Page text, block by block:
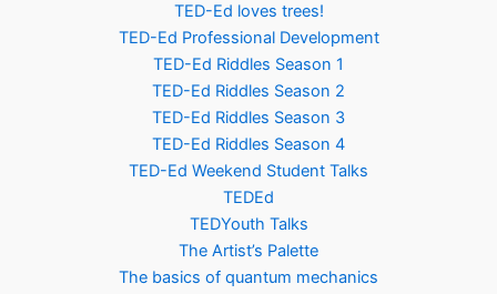
TED-Ed loves trees!
TED-Ed Professional Development
TED-Ed Riddles Season 1
TED-Ed Riddles Season 2
TED-Ed Riddles Season 3
TED-Ed Riddles Season 4
TED-Ed Weekend Student Talks
TEDEd
TEDYouth Talks
The Artist’s Palette
The basics of quantum mechanics